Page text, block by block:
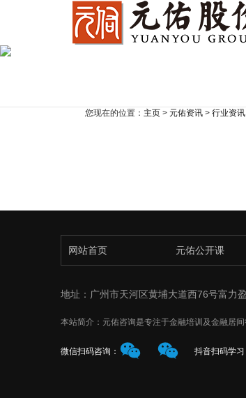
您现在的位置： 主页 > 元佑资讯 > 行业资讯
网站首页 元佑公开课
地址：广州市天河区黄埔大道西76号富力
本站简介：元佑咨询是专注于金融培训及金融居
微信扫码咨询： 抖音扫码学习